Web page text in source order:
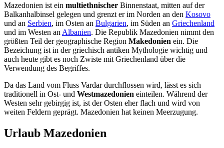
Mazedonien ist ein multiethnischer Binnenstaat, mitten auf der
Balkanhalbinsel gelegen und grenzt er im Norden an den Kosovo
und an Serbien, im Osten an Bulgarien, im Süden an Griechenland
und im Westen an Albanien. Die Republik Mazedonien nimmt den
größten Teil der geographische Region Makedonien ein. Die
Bezeichung ist in der griechisch antiken Mythologie wichtig und
auch heute gibt es noch Zwiste mit Griechenland über die
Verwendung des Begriffes.
Da das Land vom Fluss Vardar durchflossen wird, lässt es sich
traditionell in Ost- und Westmazedonien einteilen. Während der
Westen sehr gebirgig ist, ist der Osten eher flach und wird von
weiten Feldern geprägt. Mazedonien hat keinen Meerzugung.
Urlaub Mazedonien